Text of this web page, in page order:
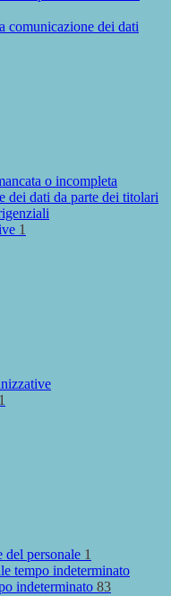
comunicazione dei dati
o incompleta
dei dati da parte dei titolari
1
1
del personale 1
tempo indeterminato
indeterminato 83